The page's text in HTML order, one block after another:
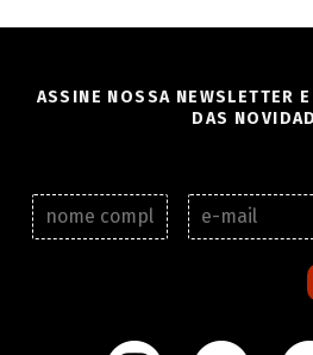
ASSINE NOSSA NEWSLETTER
DAS
N
o